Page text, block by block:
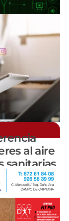
al aire
sanitarias